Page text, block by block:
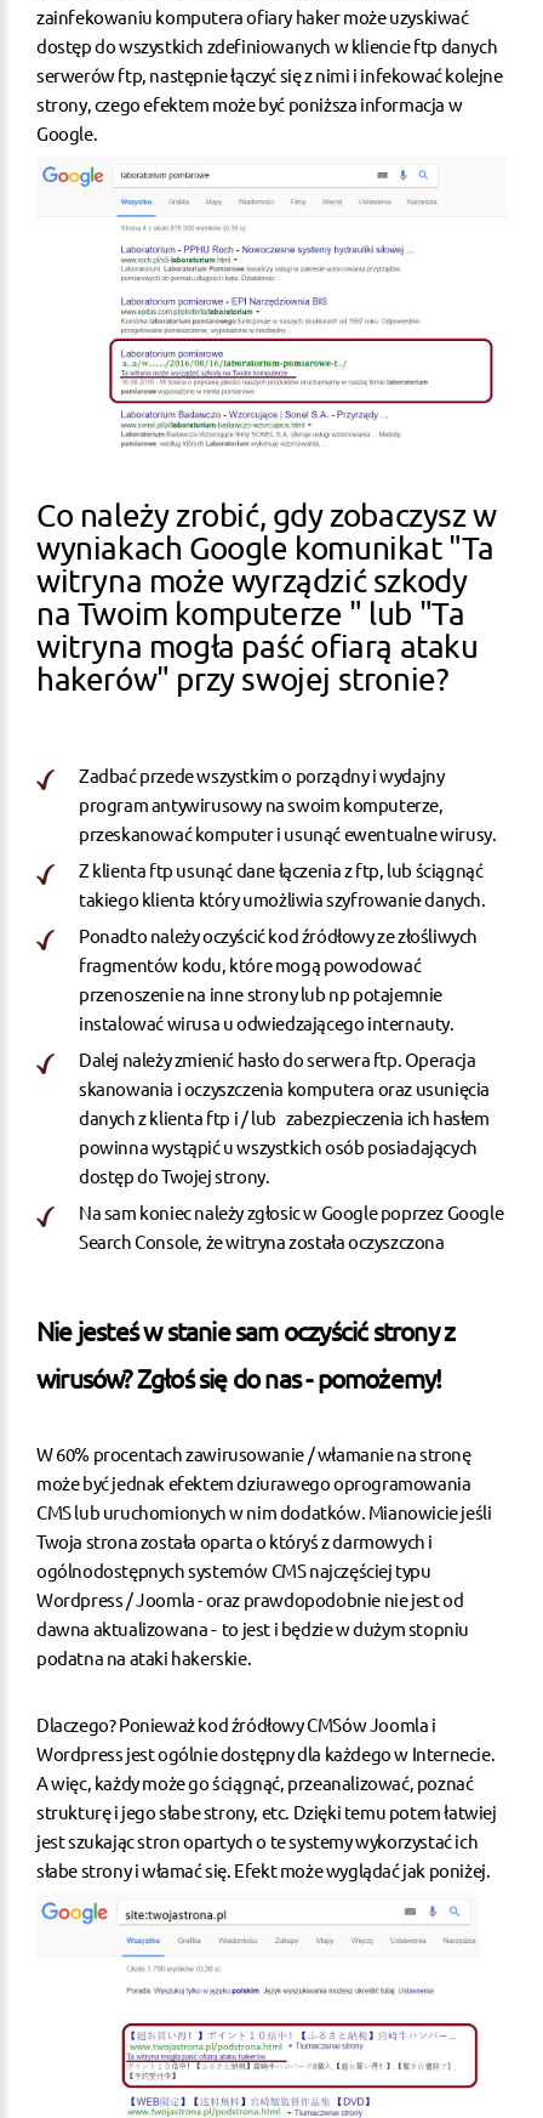
zainfekowaniu komputera ofiary haker może uzyskiwać
dostęp do wszystkich zdefiniowanych w kliencie ftp danych
serwerów ftp, następnie łączyć się z nimi i infekować kolejne
strony, czego efektem może być poniższa informacja w
Google.
Co należy zrobić, gdy zobaczysz w
wyniakach Google komunikat "Ta
witryna może wyrządzić szkody
na Twoim komputerze " lub "Ta
witryna mogła paść ofiarą ataku
hakerów" przy swojej stronie?
Zadbać przede wszystkim o porządny i wydajny
program antywirusowy na swoim komputerze,
przeskanować komputer i usunąć ewentualne wirusy.
Z klienta ftp usunąć dane łączenia z ftp, lub ściągnąć
takiego klienta który umożliwia szyfrowanie danych.
Ponadto należy oczyścićkod źródłowyze złośliwych
fragmentów kodu, które mogą powodować
przenoszenie na inne strony lub np potajemnie
instalować wirusa u odwiedzającego internauty.
Dalej należy zmienić hasło do serwera ftp. Operacja
skanowania i oczyszczenia komputera oraz usunięcia
danych z klienta ftp i / lub zabezpieczenia ich hasłem
powinna wystąpić u wszystkich osób posiadających
dostęp do Twojej strony.
Na sam koniec należy zgłosic w Google poprzez Google
Search Console, że witryna została oczyszczona
Nie jesteś w stanie sam oczyścić strony z
wirusów?Zgłoś się do nas - pomożemy!
W 60% procentach zawirusowanie / włamanie na stronę
może być jednak efektem dziurawego oprogramowania
CMS lub uruchomionych w nim dodatków. Mianowicie jeśli
Twoja strona została oparta o któryś z darmowych i
ogólnodostępnych systemów CMS najczęściej typu
Wordpress / Joomla - oraz prawdopodobnie nie jest od
dawna aktualizowana - to jest i będzie w dużym stopniu
podatna na ataki hakerskie.
Dlaczego? Ponieważ kod źródłowy CMSów Joomla i
Wordpress jest ogólnie dostępny dla każdego w Internecie.
A więc, każdy może go ściągnąć, przeanalizować, poznać
strukturę i jego słabe strony, etc. Dzięki temu potem łatwiej
jest szukając stron opartych o te systemy wykorzystać ich
słabe strony i włamać się. Efekt może wyglądać jak poniżej.